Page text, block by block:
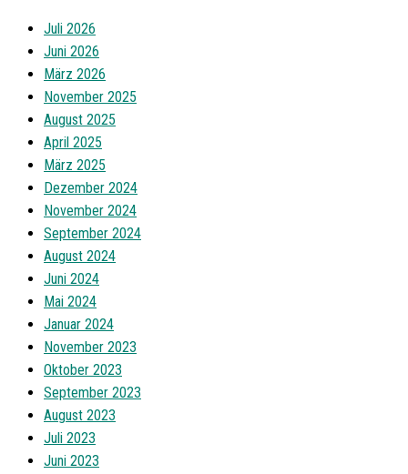
Juli 2026
Juni 2026
März 2026
November 2025
August 2025
April 2025
März 2025
Dezember 2024
November 2024
September 2024
August 2024
Juni 2024
Mai 2024
Januar 2024
November 2023
Oktober 2023
September 2023
August 2023
Juli 2023
Juni 2023